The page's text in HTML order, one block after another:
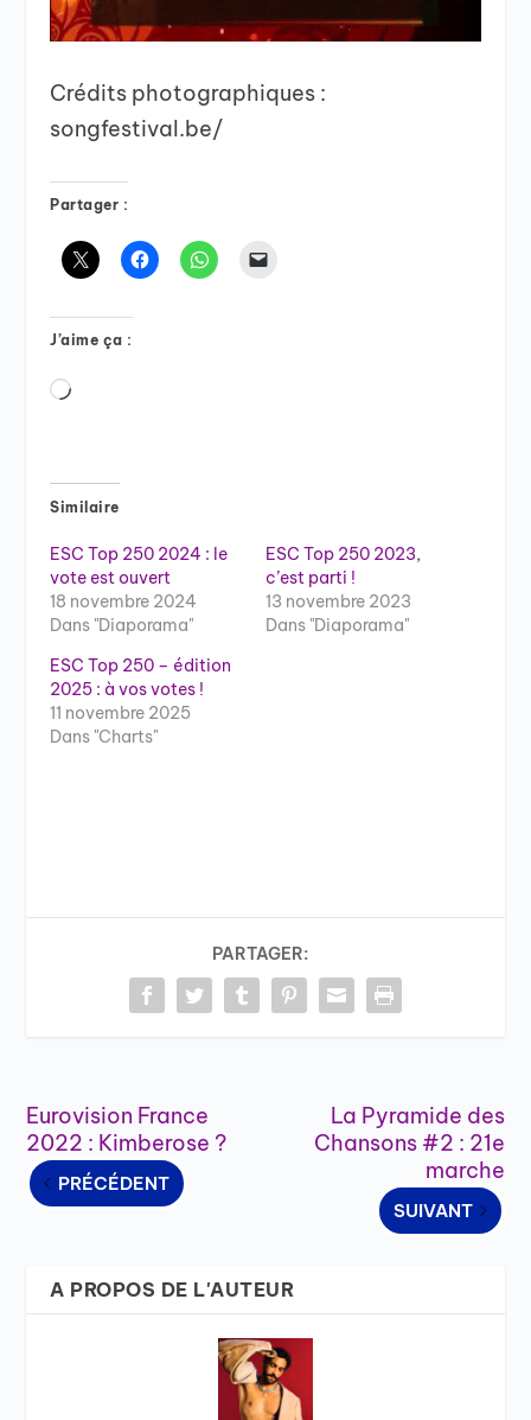
Crédits photographiques :
songfestival.be/
Partager :
J’aime ça :
Chargement…
Similaire
ESC Top 250 2024 : le
vote est ouvert
18 novembre 2024
Dans "Diaporama"
ESC Top 250 2023,
c’est parti !
13 novembre 2023
Dans "Diaporama"
ESC Top 250 – édition
2025 : à vos votes !
11 novembre 2025
Dans "Charts"
PARTAGER:
Eurovision France
2022 : Kimberose ?
PRÉCÉDENT
La Pyramide des
Chansons #2 : 21e
marche
SUIVANT
A PROPOS DE L'AUTEUR